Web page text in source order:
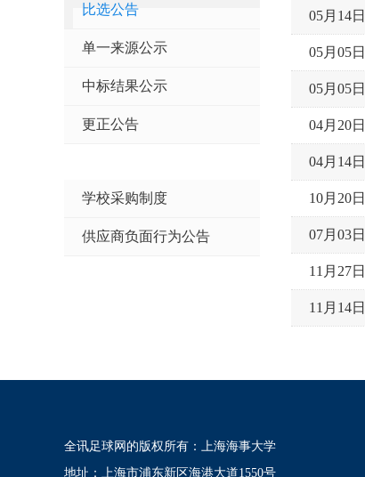
比选公告
单一来源公示
中标结果公示
更正公告
学校采购制度
供应商负面行为公告
05月14日
05月05日
05月05日
04月20日
04月14日
10月20日
07月03日
11月27日
11月14日
全讯足球网的版权所有：上海海事大学
地址：上海市浦东新区海港大道1550号